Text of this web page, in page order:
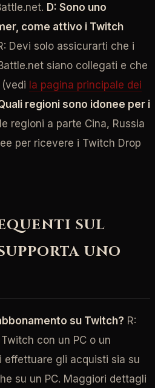
D: Sono uno
come attivo i Twitch
Devi solo assicurarti che i
siano collegati e che
la pagina principale dei
regioni sono idonee per i
regioni a parte Cina, Russia
per ricevere i Twitch Drop
SUL
UNO
su Twitch? R:
con un PC o un
effettuare gli acquisti sia su
su un PC. Maggiori dettagli